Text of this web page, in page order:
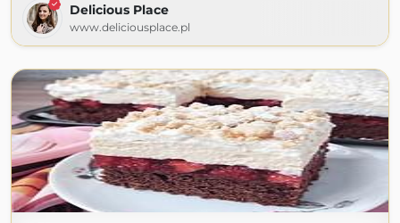
Delicious Place
www.deliciousplace.pl